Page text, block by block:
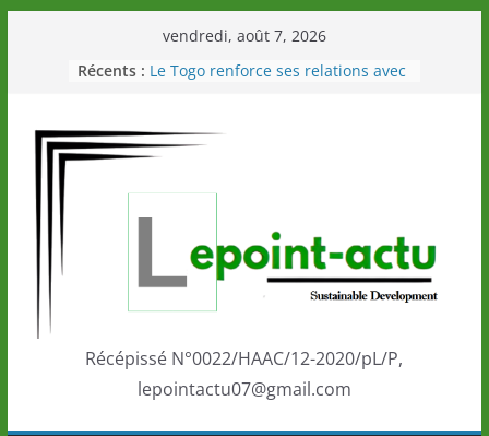
vendredi, août 7, 2026
Récents : Le Togo renforce ses relations avec
Éléphants en Côte d’Ivoire
LOTO DETENTE”, un nouveau tirage
marque de confiance au Togo sur
la scène internationale au-delà des
performances de ses athlètes
Togo: Que retenir de la politique
éducation et de l’ambition de
Récépissé N°0022/HAAC/12-2020/pL/P,
lepointactu07@gmail.com